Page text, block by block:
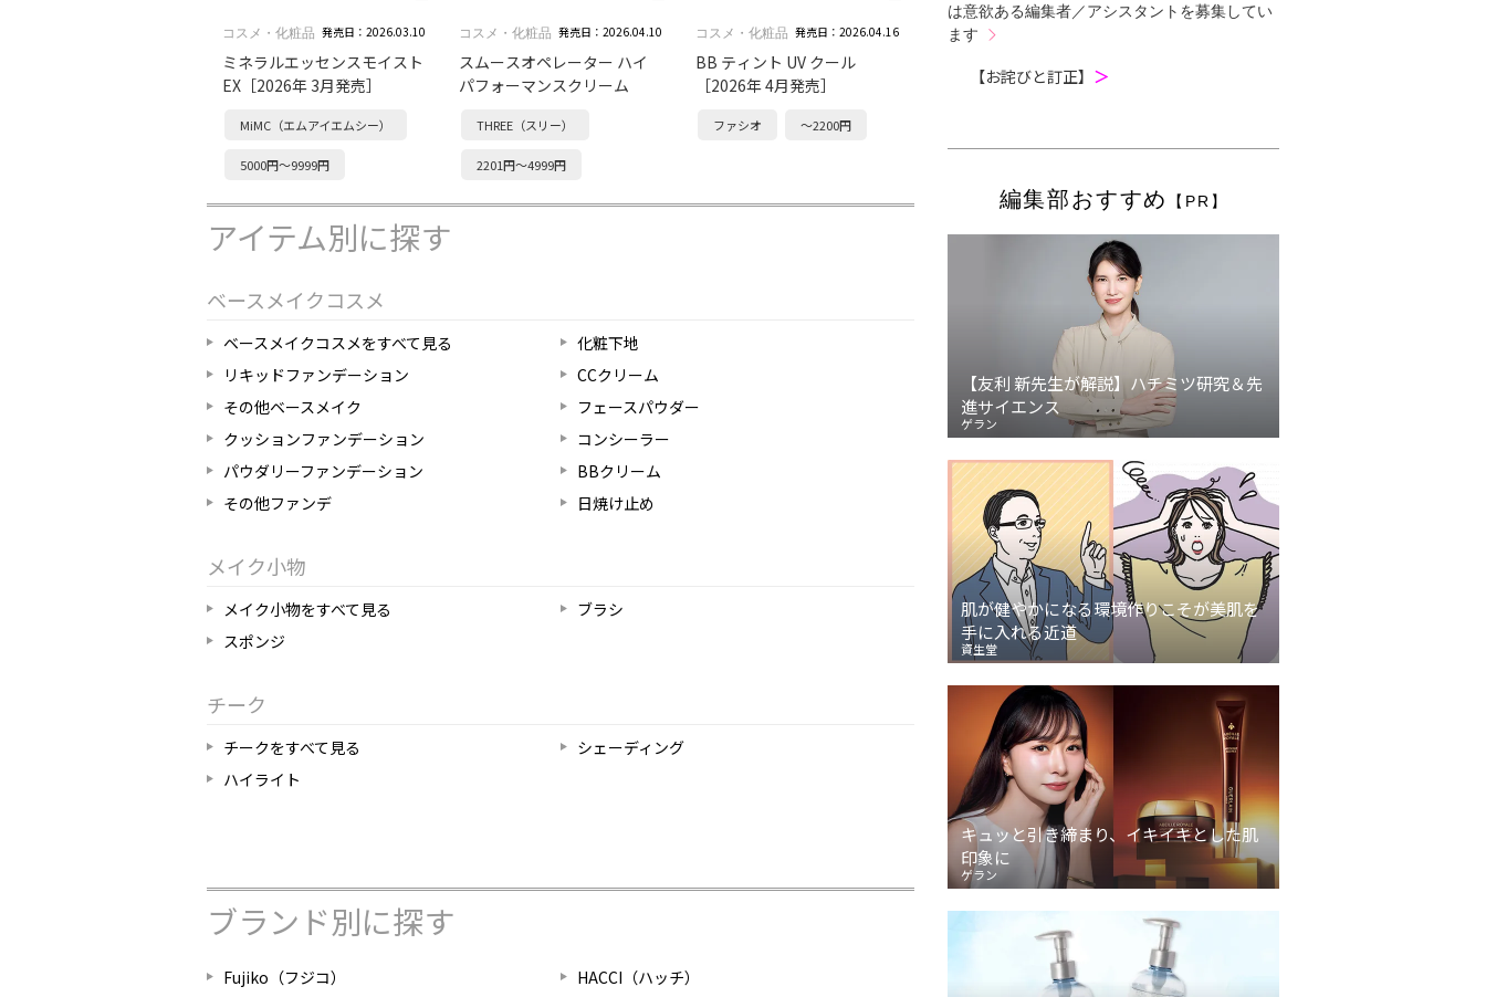
コスメ・化粧品 発売日：2026.03.10
ミネラルエッセンスモイスト
EX［2026年 3月発売］
MiMC（エムアイエムシー）
5000円～9999円
コスメ・化粧品 発売日：2026.04.10
スムースオペレーター ハイ
パフォーマンスクリーム
THREE（スリー）
2201円～4999円
コスメ・化粧品 発売日：2026.04.16
BB ティント UV クール
［2026年 4月発売］
ファシオ ～2200円
アイテム別に探す
ベースメイクコスメ
ベースメイクコスメをすべて見る
化粧下地
リキッドファンデーション
CCクリーム
その他ベースメイク
フェースパウダー
クッションファンデーション
コンシーラー
パウダリーファンデーション
BBクリーム
その他ファンデ
日焼け止め
メイク小物
メイク小物をすべて見る
ブラシ
スポンジ
チーク
チークをすべて見る
シェーディング
ハイライト
ブランド別に探す
Fujiko（フジコ）
HACCI（ハッチ）
は意欲ある編集者／アシスタントを募集してい
ます
【お詫びと訂正】 ＞
編集部おすすめ 【PR】
【友利 新先生が解説】ハチミツ研究＆先
進サイエンス
ゲラン
肌が健やかになる環境作りこそが美肌を
手に入れる近道
資生堂
キュッと引き締まり、イキイキとした肌
印象に
ゲラン